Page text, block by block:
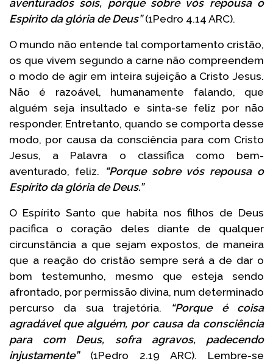
aventurados sois, porque sobre vós repousa o
Espírito da glória de Deus”(1Pedro 4.14 ARC).
O mundo não entende tal comportamento cristão,
os que vivem segundo a carne não compreendem
o modo de agir em inteira sujeição a Cristo Jesus.
Não é razoável, humanamente falando, que
alguém seja insultado e sinta-se feliz por não
responder. Entretanto, quando se comporta desse
modo, por causa da consciência para com Cristo
Jesus, a Palavra o classifica como bem-
aventurado, feliz.
“Porque sobre vós repousa o
Espírito da glória de Deus.”
O Espírito Santo que habita nos filhos de Deus
pacifica o coração deles diante de qualquer
circunstância a que sejam expostos, de maneira
que a reação do cristão sempre será a de dar o
bom testemunho, mesmo que esteja sendo
afrontado, por permissão divina, num determinado
percurso da sua trajetória.
“Porque é coisa
agradável que alguém, por causa da consciência
para com Deus, sofra agravos, padecendo
injustamente”(1Pedro 2.19 ARC). Lembre-se